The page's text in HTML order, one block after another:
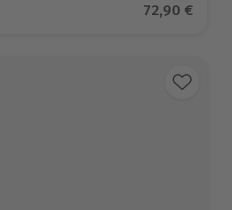
auf 26 BewertungenAktueller
72,90 €